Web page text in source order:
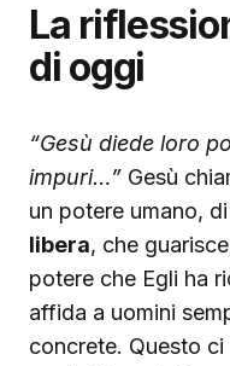
La
di oggi
“Gesù diede loro
impuri…” Gesù
un potere umano,
libera, che
potere che Egli ha
affida a uomini
concrete. Questo